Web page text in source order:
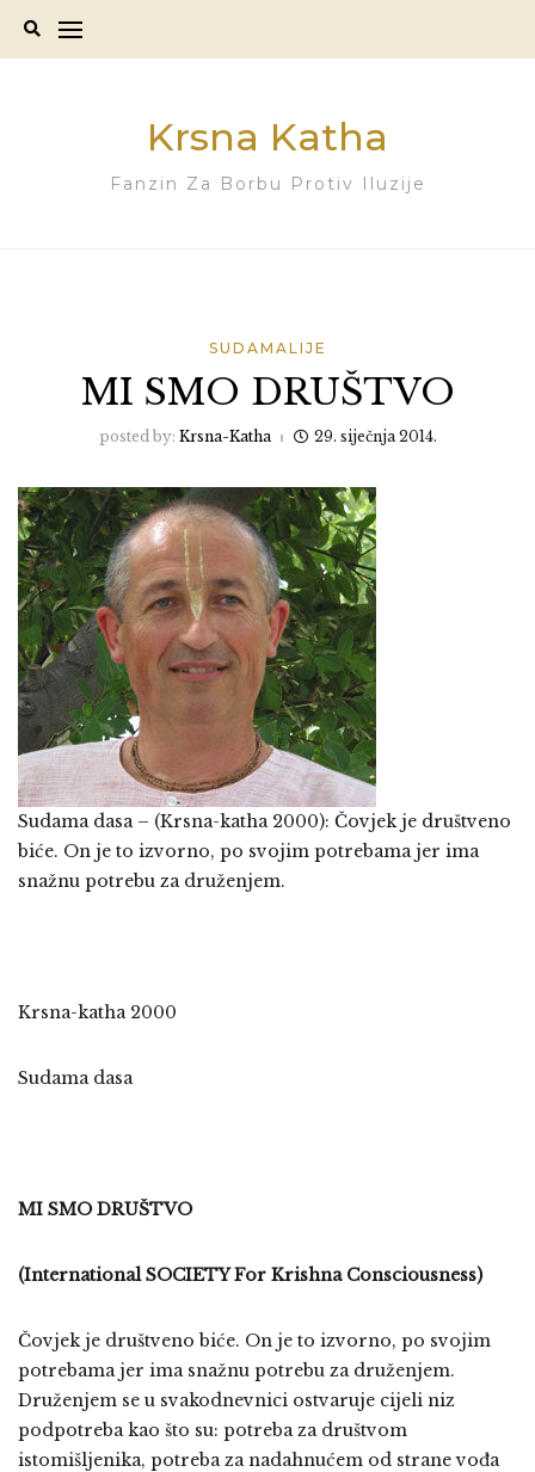
Krsna Katha
Fanzin Za Borbu Protiv Iluzije
SUDAMALIJE
MI SMO DRUŠTVO
posted by: Krsna-Katha 29. siječnja 2014.
Sudama dasa – (Krsna-katha 2000): Čovjek je društveno
biće. On je to izvorno, po svojim potrebama jer ima
snažnu potrebu za druženjem.
Krsna-katha 2000
Sudama dasa
MI SMO DRUŠTVO
(International SOCIETY For Krishna Consciousness)
Čovjek je društveno biće. On je to izvorno, po svojim
potrebama jer ima snažnu potrebu za druženjem.
Druženjem se u svakodnevnici ostvaruje cijeli niz
podpotreba kao što su: potreba za društvom
istomišljenika, potreba za nadahnućem od strane vođa